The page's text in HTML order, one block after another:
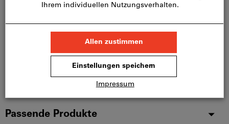
Produktdetails
Downloads & Dokumente
Passende Produkte